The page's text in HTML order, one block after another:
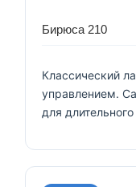
Бирюса 210
Классический
управлением.
для